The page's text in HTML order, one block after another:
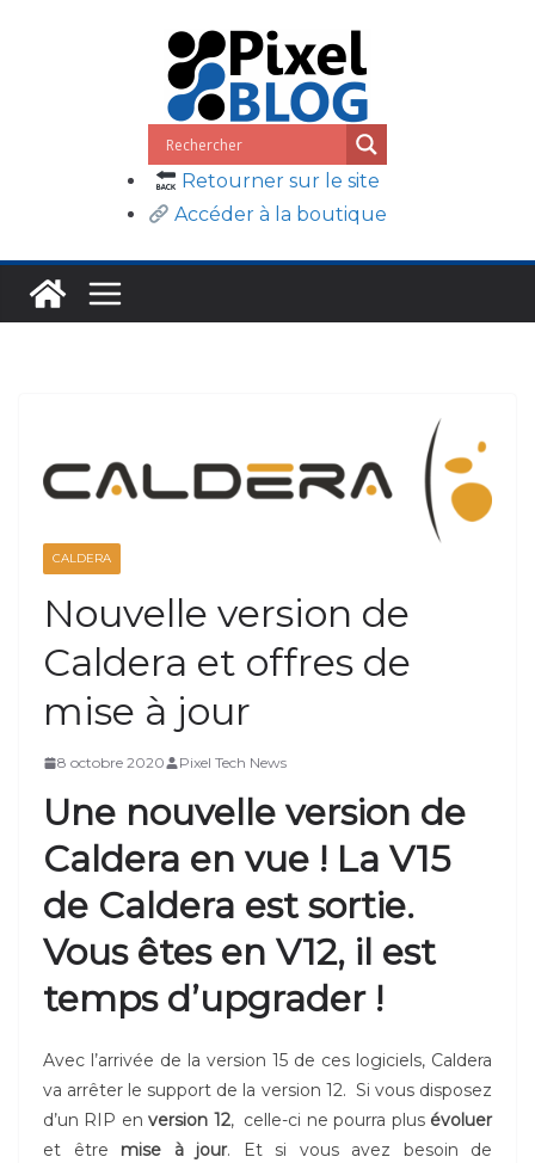
Retourner sur le site
Accéder à la boutique
CALDERA
Nouvelle version de
Caldera et offres de
mise à jour
8 octobre 2020 Pixel Tech News
Une nouvelle version de
Caldera en vue ! La V15
de Caldera est sortie.
Vous êtes en V12, il est
temps d’upgrader !
Avec l’arrivée de la version 15 de ces logiciels, Caldera
va arrêter le support de la version 12. Si vous disposez
d’un RIP enversion 12, celle-ci ne pourra plus évoluer
et être mise à jour. Et si vous avez besoin de